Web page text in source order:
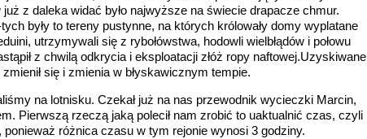
z daleka widać było najwyższe na świecie drapacze chmur.
były to tereny pustynne, na których królowały domy wyplatane
utrzymywali się z rybołówstwa, hodowli wielbłądów i połowu
z chwilą odkrycia i eksploatacji złóż ropy naftowej.Uzyskiwane
się i zmienia w błyskawicznym tempie.
na lotnisku. Czekał już na nas przewodnik wycieczki Marcin,
Pierwszą rzeczą jaką polecił nam zrobić to uaktualnić czas, czyli
różnica czasu w tym rejonie wynosi 3 godziny.